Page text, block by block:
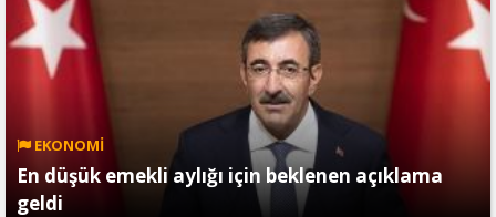
EKONOMİ
En düşük emekli aylığı için beklenen açıklama
geldi